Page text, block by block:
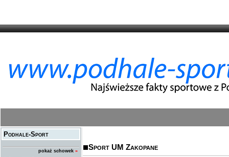
Podhale-Sport
pokaż schowek »
Sport UM Zakopane